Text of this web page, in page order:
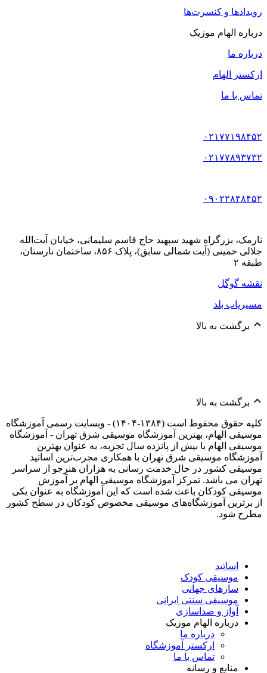
رویدادها و کنسرت‌ها
درباره الهام موزیک
درباره ما
ارکستر الهام
تماس با ما
۰۲۱۷۷۱۹۸۴۵۲
۰۲۱۷۷۸۹۳۷۳۲
۰۹۰۲۲۸۴۸۴۵۲
نارمک، بزرگراه شهید سپهبد حاج قاسم سلیمانی، خیابان آیت‌الله
جلالی خمینی (آیت شمالی سابق)، پلاک ۸۵۶، ساختمان نارستان،
طبقه ۲
نقشه گوگل
مسیریاب بلد
برگشت به بالا
برگشت به بالا
کلیه حقوق محفوظ است (۱۳۸۴-۱۴۰۴) - وبسایت رسمی آموزشگاه
موسیقی الهام، بهترین آموزشگاه موسیقی شرق تهران - آموزشگاه
موسیقی الهام با بیش از پانزده سال تجربه، به عنوان بهترین
آموزشگاه موسیقی شرق تهران با همکاری مجرب‌ترین اساتید
موسیقی کشور در حال خدمت رسانی به هزاران هنرجو از سراسر
تهران می باشد. تمرکز آموزشگاه موسیقی الهام بر آموزش
موسیقی کودکان باعث شده است که این آموزشگاه به عنوان یکی
از برترین آموزشگاه‌های موسیقی مخصوص کودکان در سطح کشور
مطرح شود.
اساتید
موسیقی کودک
سازهای جهانی
موسیقی سنتی ایرانی
آواز و صداسازی
درباره الهام موزیک
درباره ما
ارکستر آموزشگاه
تماس با ما
منابع و رسانه